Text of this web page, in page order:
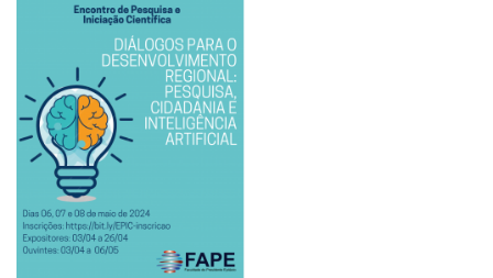
PORTARIAS
RESOLUÇÕES CONSU
TCC
LOGIN